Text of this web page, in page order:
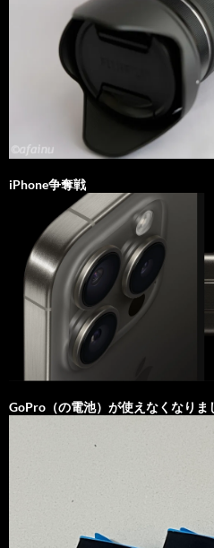
iPhone争奪戦
GoPro（の電池）が使えなくなりま